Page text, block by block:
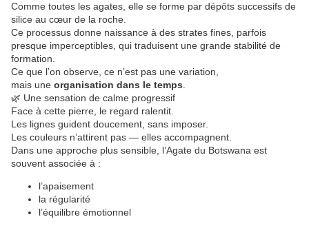
Comme toutes les agates, elle se forme par dépôts successifs de
silice au cœur de la roche.
Ce processus donne naissance à des strates fines, parfois
presque imperceptibles, qui traduisent une grande stabilité de
formation.
Ce que l’on observe, ce n’est pas une variation,
mais une organisation dans le temps
🌿 Une sensation de calme progressif
Face à cette pierre, le regard ralentit.
Les lignes guident doucement, sans imposer.
Les couleurs n’attirent pas — elles accompagnent.
Dans une approche plus sensible, l’Agate du Botswana est
souvent associée à :
l’apaisement
la régularité
l’équilibre émotionnel